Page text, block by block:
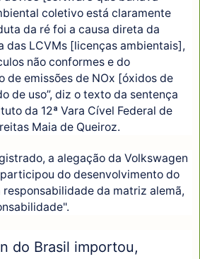
coletivo está claramente
da ré foi a causa direta da
das LCVMs [licenças ambientais],
não conformes e do
de emissões de NOx [óxidos de
de uso”, diz o texto da sentença
da 12ª Vara Cível Federal de
Maia de Queiroz.
a alegação da Volkswagen
do desenvolvimento do
responsabilidade da matriz alemã,
do Brasil importou,